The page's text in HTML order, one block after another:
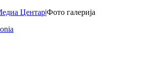
Центар|Фото галерија